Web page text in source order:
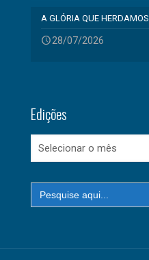
A GLÓRIA QUE HERDAMOS
28/07/2026
Edições
Edições
Search
for: